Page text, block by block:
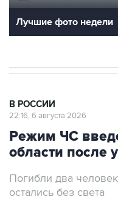
Режим ЧС
области после
Погибли два
Москва. 6 августа.